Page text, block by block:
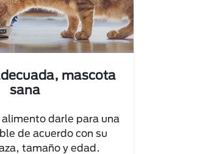
mascota
sana
darle para una
de acuerdo con su
tamaño y edad.